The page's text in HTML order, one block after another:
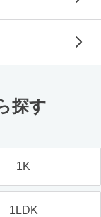
探す
1K
1LDK